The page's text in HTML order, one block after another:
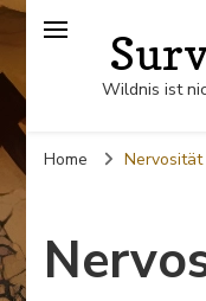
Wildnis ist
Home Nervosität